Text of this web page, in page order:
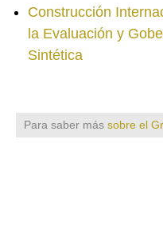
Construcción
la Evaluación y
Sintética
Para saber más sobre el